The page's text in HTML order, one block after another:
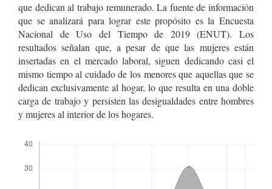
que dedican al trabajo remunerado. La fuente de información
que se analizará para lograr este propósito es la Encuesta
Nacional de Uso del Tiempo de 2019 (ENUT). Los
resultados señalan que, a pesar de que las mujeres están
insertadas en el mercado laboral, siguen dedicando casi el
mismo tiempo al cuidado de los menores que aquellas que se
dedican exclusivamente al hogar, lo que resulta en una doble
carga de trabajo y persisten las desigualdades entre hombres
y mujeres al interior de los hogares.